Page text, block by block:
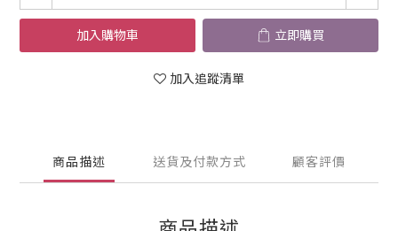
加入購物車 立即購買
加入追蹤清單
商品描述 送貨及付款方式 顧客評價